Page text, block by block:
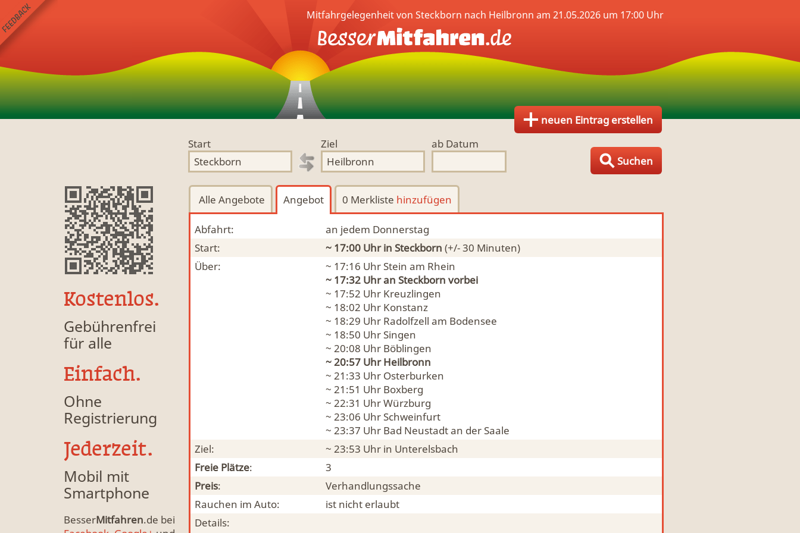
neuen Eintrag erstellen
Start
Ziel
ab Datum
Suchen
Kostenlos.
Gebührenfrei
für alle
Einfach.
Ohne
Registrierung
Jederzeit.
Mobil mit
Smartphone
BesserMitfahren.de bei
Mitfahrgelegenheit von Steckborn nach Heilbronn am 21.05.2026 um 17:00 Uhr
Alle Angebote Angebot 0 Merkliste hinzufügen
Abfahrt:
an jedem Donnerstag
Start:
~ 17:00 Uhrin Steckborn (+/- 30 Minuten)
Über:
~ 17:16 UhrStein am Rhein
~ 17:32 Uhr an Steckborn vorbei
~ 17:52 Uhr Kreuzlingen
~ 18:02 Uhr Konstanz
~ 18:29 Uhr Radolfzell am Bodensee
~ 18:50 UhrSingen
~ 20:08 Uhr Böblingen
~ 20:57 UhrHeilbronn
~ 21:33 Uhr Osterburken
~ 21:51 Uhr Boxberg
~ 22:31 UhrWürzburg
~ 23:06 UhrSchweinfurt
~ 23:37 Uhr Bad Neustadt an der Saale
Ziel:
~ 23:53 Uhr in Unterelsbach
Freie Plätze:
3
Preis:
Verhandlungssache
Rauchen im Auto:
ist nicht erlaubt
Details: